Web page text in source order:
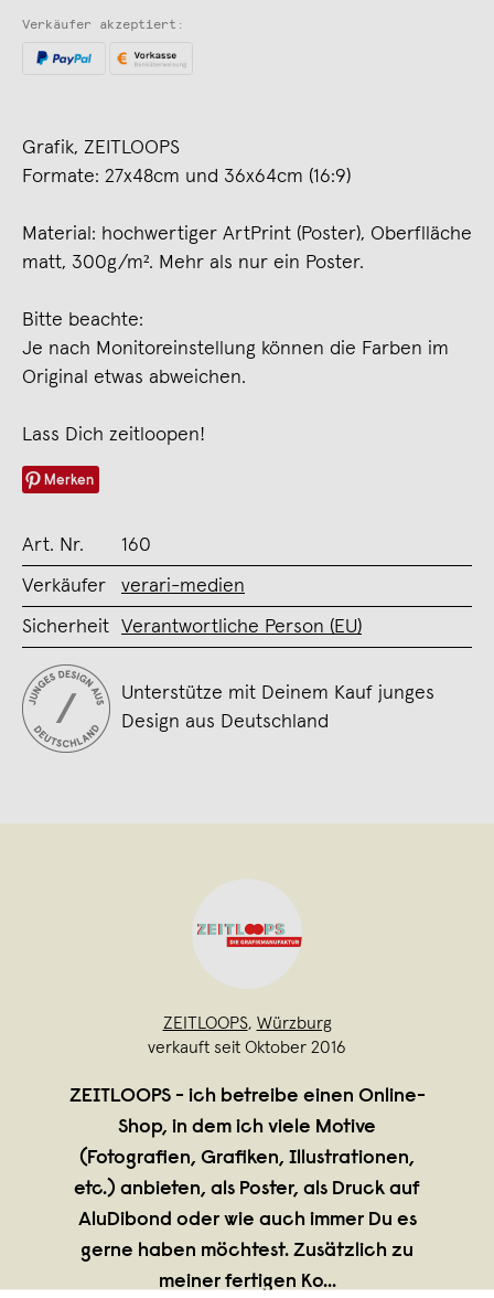
Verkäufer akzeptiert:
Grafik, ZEITLOOPS
Formate: 27x48cm und 36x64cm (16:9)
Material: hochwertiger ArtPrint (Poster), Oberflläche
matt, 300g/m². Mehr als nur ein Poster.
Bitte beachte:
Je nach Monitoreinstellung können die Farben im
Original etwas abweichen.
Lass Dich zeitloopen!
Merken
Art. Nr. 160
Verkäufer verari-medien
Sicherheit Verantwortliche Person (EU)
Unterstütze mit Deinem Kauf junges
Design aus Deutschland
ZEITLOOPS, Würzburg
verkauft seit Oktober 2016
ZEITLOOPS - ich betreibe einen Online-
Shop, in dem ich viele Motive
(Fotografien, Grafiken, Illustrationen,
etc.) anbieten, als Poster, als Druck auf
AluDibond oder wie auch immer Du es
gerne haben möchtest. Zusätzlich zu
meiner fertigen Ko...